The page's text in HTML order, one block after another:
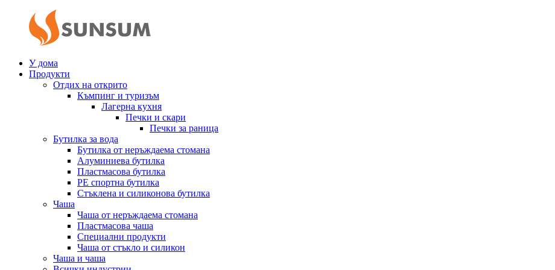
У дома
Продукти
Отдих на открито
Къмпинг и туризъм
Лагерна кухня
Печки и скари
Печки за раница
Бутилка за вода
Бутилка от неръждаема стомана
Алуминиева бутилка
Пластмасова бутилка
PE спортна бутилка
Стъклена и силиконова бутилка
Чаша
Чаша от неръждаема стомана
Пластмасова чаша
Специални продукти
Чаша от стъкло и силикон
Чаша и чаша